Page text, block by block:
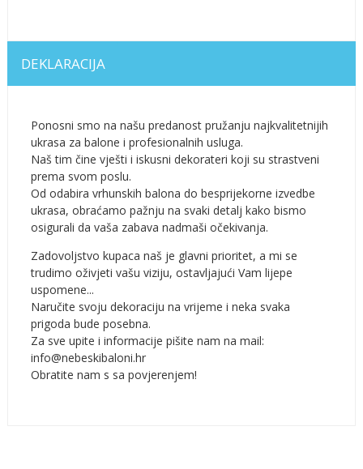
DEKLARACIJA
Ponosni smo na našu predanost pružanju najkvalitetnijih
ukrasa za balone i profesionalnih usluga.
Naš tim čine vješti i iskusni dekorateri koji su strastveni
prema svom poslu.
Od odabira vrhunskih balona do besprijekorne izvedbe
ukrasa, obraćamo pažnju na svaki detalj kako bismo
osigurali da vaša zabava nadmaši očekivanja.
Zadovoljstvo kupaca naš je glavni prioritet, a mi se
trudimo oživjeti vašu viziju, ostavljajući Vam lijepe
uspomene...
Naručite svoju dekoraciju na vrijeme i neka svaka
prigoda bude posebna.
Za sve upite i informacije pišite nam na mail:
info@nebeskibaloni.hr
Obratite nam s sa povjerenjem!